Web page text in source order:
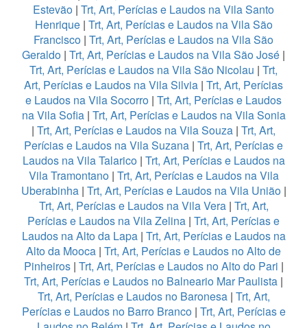
Estevão | Trt, Art, Perícias e Laudos na Vila Santo
Henrique| Trt, Art, Perícias e Laudos na Vila São
Francisco | Trt, Art, Perícias e Laudos na Vila São
Geraldo | Trt, Art, Perícias e Laudos na Vila São José |
Trt, Art, Perícias e Laudos na Vila São Nicolau | Trt,
Art, Perícias e Laudos na Vila Silvia | Trt, Art, Perícias
e Laudos na Vila Socorro | Trt, Art, Perícias e Laudos
na Vila Sofia| Trt, Art, Perícias e Laudos na Vila Sonia
| Trt, Art, Perícias e Laudos na Vila Souza | Trt, Art,
Perícias e Laudos na Vila Suzana | Trt, Art, Perícias e
Laudos na Vila Talarico| Trt, Art, Perícias e Laudos na
Vila Tramontano| Trt, Art, Perícias e Laudos na Vila
Uberabinha| Trt, Art, Perícias e Laudos na Vila União|
Trt, Art, Perícias e Laudos na Vila Vera| Trt, Art,
Perícias e Laudos na Vila Zelina | Trt, Art, Perícias e
Laudos na Alto da Lapa| Trt, Art, Perícias e Laudos na
Alto da Mooca | Trt, Art, Perícias e Laudos no Alto de
Pinheiros| Trt, Art, Perícias e Laudos no Alto do Pari |
Trt, Art, Perícias e Laudos no Balneario Mar Paulista |
Trt, Art, Perícias e Laudos no Baronesa| Trt, Art,
Perícias e Laudos no Barro Branco| Trt, Art, Perícias e